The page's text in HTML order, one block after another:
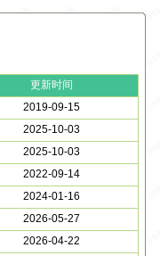
更新时间
2019-09-15
2025-10-03
2025-10-03
2022-09-14
2024-01-16
2026-05-27
2026-04-22